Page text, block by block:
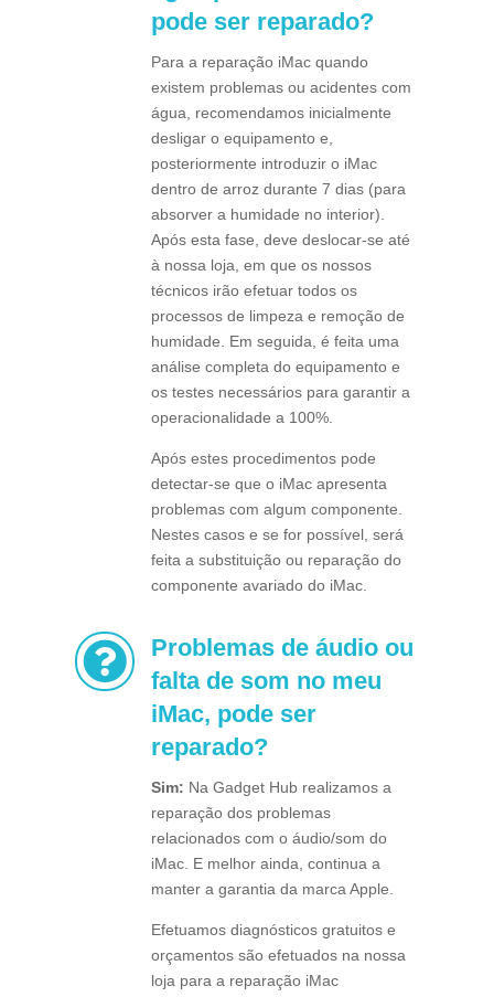
pode ser reparado?
Para a reparação iMac quando
existem problemas ou acidentes com
água, recomendamos inicialmente
desligar o equipamento e,
posteriormente introduzir o iMac
dentro de arroz durante 7 dias (para
absorver a humidade no interior).
Após esta fase, deve deslocar-se até
à nossa loja, em que os nossos
técnicos irão efetuar todos os
processos de limpeza e remoção de
humidade. Em seguida, é feita uma
análise completa do equipamento e
os testes necessários para garantir a
operacionalidade a 100%.
Após estes procedimentos pode
detectar-se que o iMac apresenta
problemas com algum componente.
Nestes casos e se for possível, será
feita a substituição ou reparação do
componente avariado do iMac.

Problemas de áudio ou
falta de som no meu
iMac, pode ser
reparado?
Sim: Na Gadget Hub realizamos a
reparação dos problemas
relacionados com o áudio/som do
iMac. E melhor ainda, continua a
manter a garantia da marca Apple.
Efetuamos diagnósticos gratuitos e
orçamentos são efetuados na nossa
loja para a reparação iMac